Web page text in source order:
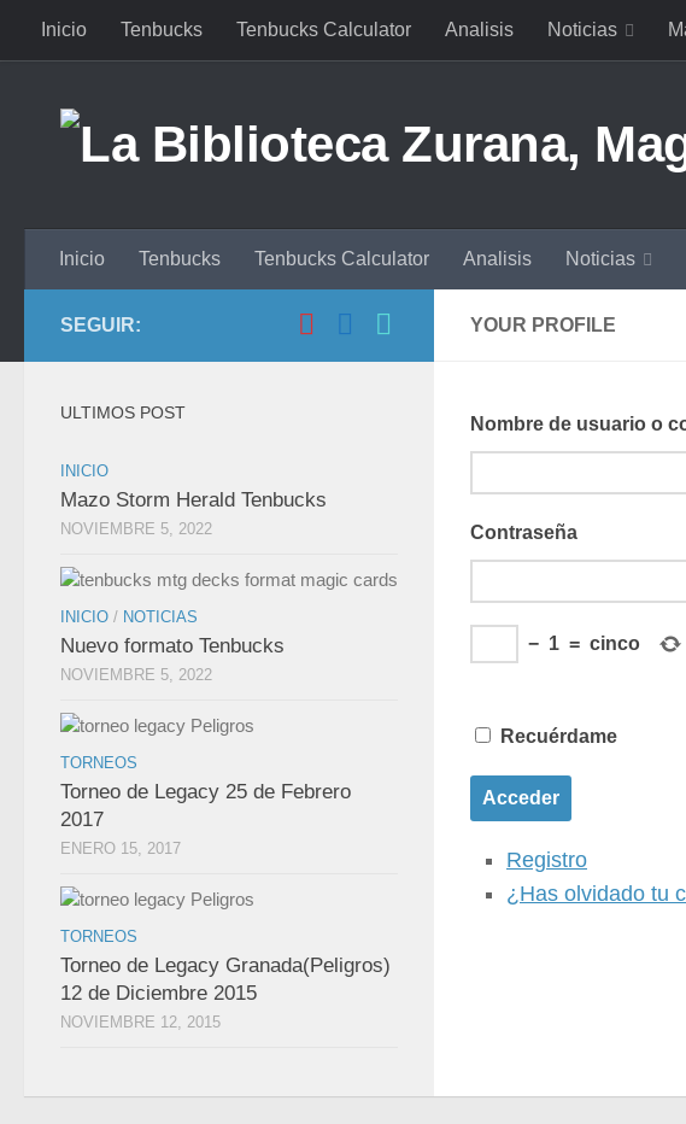
Saltar al contenido
Inicio Tenbucks Tenbucks Calculator Analisis Noticias
Inicio Tenbucks Tenbucks Calculator Analisis Noticias
YOUR PROFILE
Nombre de usuario o
Contraseña
− 1 = cinco
Recuérdame
Acceder
Registro
¿Has olvidado tu
SEGUIR:
ULTIMOS POST
INICIO
Mazo Storm Herald Tenbucks
NOVIEMBRE 5, 2022
INICIO / NOTICIAS
Nuevo formato Tenbucks
NOVIEMBRE 5, 2022
TORNEOS
Torneo de Legacy 25 de Febrero
2017
ENERO 15, 2017
TORNEOS
Torneo de Legacy Granada(Peligros)
12 de Diciembre 2015
NOVIEMBRE 12, 2015